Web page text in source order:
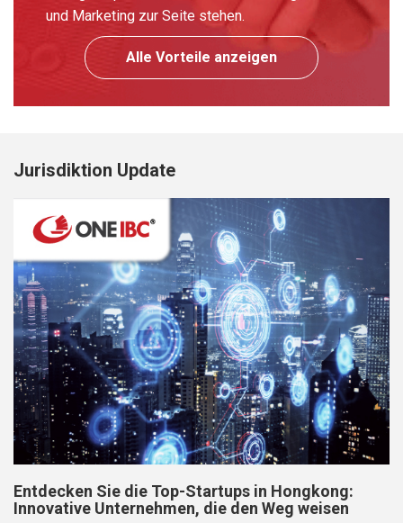
und Marketing zur Seite stehen.
Alle Vorteile anzeigen
Jurisdiktion Update
Entdecken Sie die Top-Startups in Hongkong:
Innovative Unternehmen, die den Weg weisen